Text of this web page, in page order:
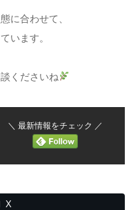
に合わせて、
います。
くださいね
＼ 最新情報をチェック ／
X